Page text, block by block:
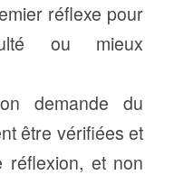
réflexe pour
ou mieux
demande du
être vérifiées et
réflexion, et non